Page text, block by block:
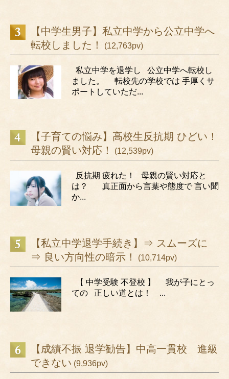
【中学生男子】私立中学から公立中学へ
転校しました！
(12,763pv)
私立中学を退学し 公立中学へ転校し
ました。 転校先の学校では 手厚くサ
ポートしていただ...
【子育ての悩み】高校生反抗期 ひどい！
母親の賢い対応！
(12,539pv)
反抗期 疲れた！ 母親の賢い対応と
は？ 真正面から言葉や態度で 言い聞
か...
【私立中学退学手続き】⇒ スムーズに
⇒ 良い方向性の暗示！
(10,714pv)
【 中学受験 不登校 】 我が子にとっ
ての 正しい道とは！ ...
【成績不振 退学勧告】中高一貫校 進級
できない (9,936pv)